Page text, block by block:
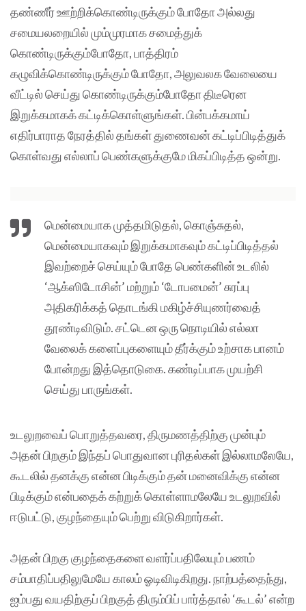
தண்ணீர் ஊற்றிக்கொண்டிருக்கும் போதோ அல்லது
சமையலறையில் மும்முரமாக சமைத்துக்
கொண்டிருக்கும்போதோ, பாத்திரம்
கழுவிக்கொண்டிருக்கும் போதோ, அலுவலக வேலையை
வீட்டில் செய்து கொண்டிருக்கும்போதோ திடீரென
இறுக்கமாகக் கட்டிக்கொள்ளுங்கள். பின்பக்கமாய்
எதிர்பாராத நேரத்தில் தங்கள் துணைவன் கட்டிப்பிடித்துக்
கொள்வது எல்லாப் பெண்களுக்குமே மிகப்பிடித்த ஒன்று.
மென்மையாக முத்தமிடுதல், கொஞ்சுதல்,
மென்மையாகவும் இறுக்கமாகவும் கட்டிப்பிடித்தல்
இவற்றைச் செய்யும் போதே பெண்களின் உடலில்
‘ஆக்ஸிடோசின்’ மற்றும் ‘டோபமைன்’ சுரப்பு
அதிகரிக்கத் தொடங்கி மகிழ்ச்சியுணர்வைத்
தூண்டிவிடும். சட்டென ஒரு நொடியில் எல்லா
வேலைக் களைப்புகளையும் தீர்க்கும் உற்சாக பானம்
போன்றது இத்தொடுகை. கண்டிப்பாக முயற்சி
செய்து பாருங்கள்.
உடலுறவைப் பொறுத்தவரை, திருமணத்திற்கு முன்பும்
அதன் பிறகும் இந்தப் பொதுவான புரிதல்கள் இல்லாமலேயே,
கூடலில் தனக்கு என்ன பிடிக்கும் தன் மனைவிக்கு என்ன
பிடிக்கும் என்பதைக் கற்றுக் கொள்ளாமலேயே உடலுறவில்
ஈடுபட்டு, குழந்தையும் பெற்று விடுகிறார்கள்.
அதன் பிறகு குழந்தைகளை வளர்ப்பதிலேயும் பணம்
சம்பாதிப்பதிலுமேயே காலம் ஓடிவிடிகிறது. நாற்பத்தைந்து,
ஐம்பது வயதிற்குப் பிறகுத் திரும்பிப் பார்த்தால் ‘கூடல்’ என்ற